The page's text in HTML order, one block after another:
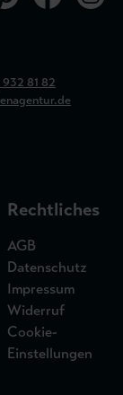
81 82
Rechtliches
AGB
Datenschutz
Impressum
Widerruf
Cookie-
Einstellungen